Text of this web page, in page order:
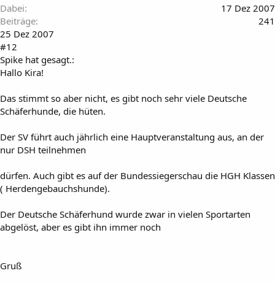
Dabei
17 Dez 2007
Beiträge
241
25 Dez 2007
#12
Spike hat gesagt.:
Hallo Kira!
Das stimmt so aber nicht, es gibt noch sehr viele Deutsche
Schäferhunde, die hüten.
Der SV führt auch jährlich eine Hauptveranstaltung aus, an der
nur DSH teilnehmen
dürfen. Auch gibt es auf der Bundessiegerschau die HGH Klassen
( Herdengebauchshunde).
Der Deutsche Schäferhund wurde zwar in vielen Sportarten
abgelöst, aber es gibt ihn immer noch
Gruß